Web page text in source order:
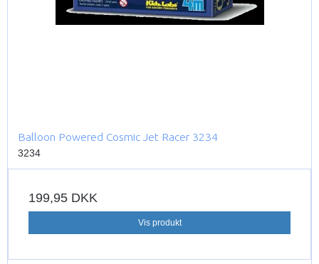
Balloon Powered Cosmic Jet Racer 3234
3234
199,95 DKK
Vis produkt